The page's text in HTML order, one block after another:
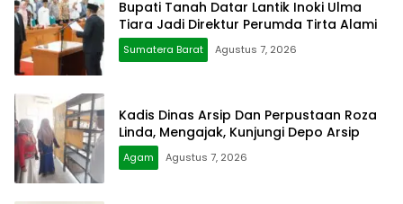
Bupati Tanah Datar Lantik Inoki Ulma
Tiara Jadi Direktur Perumda Tirta Alami
Sumatera Barat Agustus 7, 2026
Kadis Dinas Arsip Dan Perpustaan Roza
Linda, Mengajak, Kunjungi Depo Arsip
Agam Agustus 7, 2026